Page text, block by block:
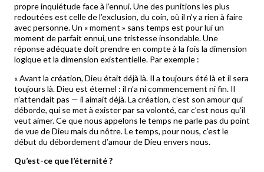
propre inquiétude face à l’ennui. Une des punitions les plus
redoutées est celle de l’exclusion, du coin, où il n’y a rien à faire
avec personne. Un « moment » sans temps est pour lui un
moment de parfait ennui, une tristesse insondable. Une
réponse adéquate doit prendre en compte à la fois la dimension
logique et la dimension existentielle. Par exemple :
« Avant la création, Dieu était déjà là. Il a toujours été là et il sera
toujours là. Dieu est éternel : il n’a ni commencement ni fin. Il
n’attendait pas — il aimait déjà. La création, c’est son amour qui
déborde, qui se met à exister par sa volonté, car c’est nous qu’il
veut aimer. Ce que nous appelons le temps ne parle pas du point
de vue de Dieu mais du nôtre. Le temps, pour nous, c’est le
début du débordement d’amour de Dieu envers nous.
Qu’est-ce que l’éternité ?